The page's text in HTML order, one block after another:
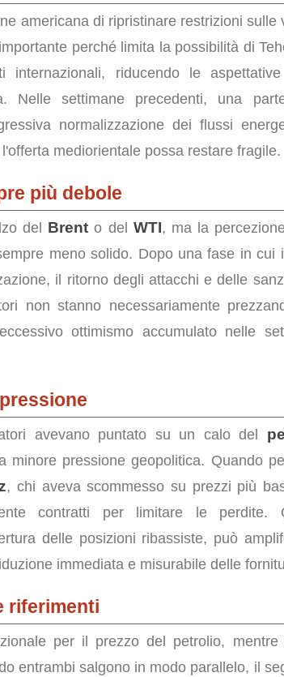
americana di ripristinare restrizioni sulle
perché limita la possibilità di
internazionali, riducendo le
Nelle settimane precedenti, una
normalizzazione dei flussi
mediorientale possa restare fragile.
più debole
del Brent o del WTI, ma la
meno solido. Dopo una fase in cui
il ritorno degli attacchi e delle
non stanno necessariamente
ottimismo accumulato nelle
avevano puntato su un calo del
minore pressione geopolitica. Quando
, chi aveva scommesso su prezzi più
contratti per limitare le perdite.
delle posizioni ribassiste, può
immediata e misurabile delle
riferimenti
per il prezzo del petrolio, mentre
entrambi salgono in modo parallelo, il